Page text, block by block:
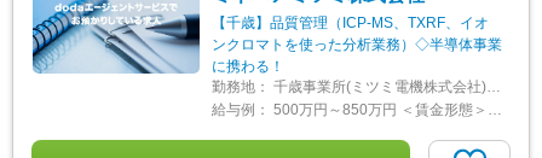
【千歳】品質管理（ICP-MS、TXRF、イオ
ンクロマトを使った分析業務）◇半導体事業
に携わる！
勤務地： 千歳事業所(ミツミ電機株式会社) 住所：北海道千歳市泉沢1007-39 勤務地最寄駅：JR千歳線／千歳駅 受動喫煙対策：屋内全面禁煙 変更の範囲：会社の定める事業所（リモートワーク含む）
給与例： 500万円～850万円 ＜賃金形態＞ 月給制 ＜賃金内訳＞ 月額（基本給）：270,000円～450,000円 ＜月給＞ 270,000円～450,000円 ＜昇給有無＞ 有 ＜残業手当＞ 有 ＜給与補足＞ ※ご経験や能力によって前後する可能性がございます。 ■昇給：年1回 ■賞与：年2回(6月、12月) 賃金はあくまでも目安の金額であり、選考を通じて上下する可能性があります。 月給(月額)は固定手当を含めた表記です。